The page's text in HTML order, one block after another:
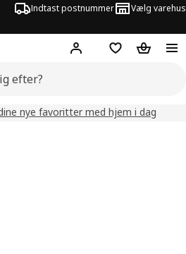
Indtast postnummer Vælg varehus
Hej! Log ind her
Huskeliste
Kurv
nye favoritter med hjem i dag